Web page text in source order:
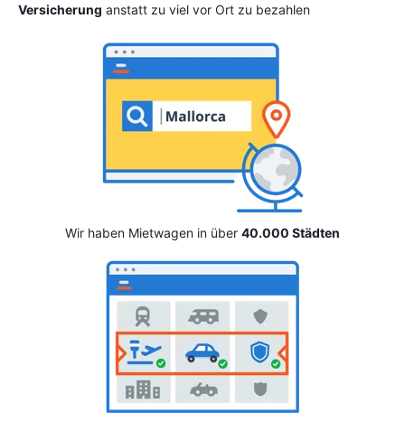
Versicherung anstatt zu viel vor Ort zu bezahlen
Wir haben Mietwagen in über 40.000 Städten